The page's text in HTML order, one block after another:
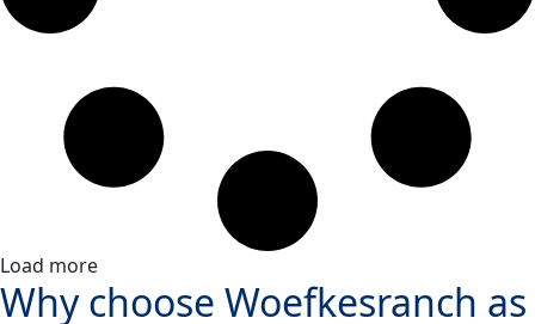
Load more
Why choose Woefkesranch as